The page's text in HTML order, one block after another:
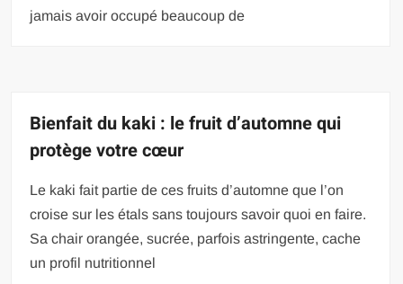
jamais avoir occupé beaucoup de
Bienfait du kaki : le fruit d’automne qui
protège votre cœur
Le kaki fait partie de ces fruits d’automne que l’on
croise sur les étals sans toujours savoir quoi en faire.
Sa chair orangée, sucrée, parfois astringente, cache
un profil nutritionnel